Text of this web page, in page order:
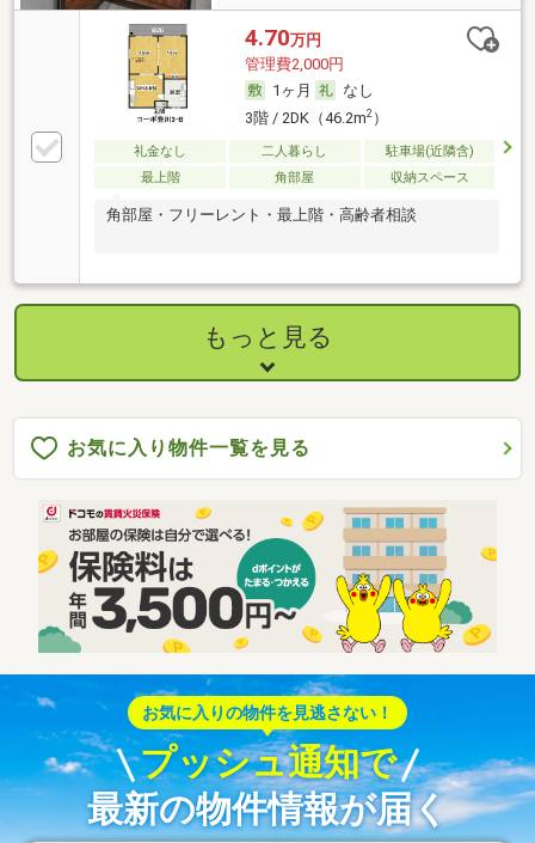
4.70万円
管理費2,000円
1ヶ月
なし
3階 / 2DK（46.2m2）
礼金なし 二人暮らし
駐車場(近隣含)
最上階
角部屋 収納スペース
角部屋・フリーレント・最上階・高齢者相談
もっと見る
お気に入り物件一覧を見る
お気に入りの物件を見逃さない！
プッシュ通知で
最新の物件情報が届く